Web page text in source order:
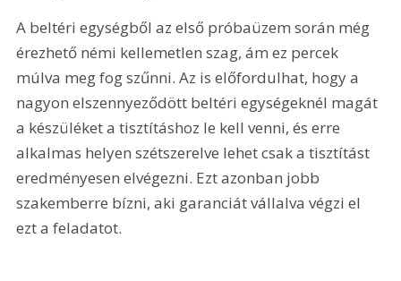
A beltéri egységből az első próbaüzem során még
érezhető némi kellemetlen szag, ám ez percek
múlva meg fog szűnni. Az is előfordulhat, hogy a
nagyon elszennyeződött beltéri egységeknél magát
a készüléket a tisztításhoz le kell venni, és erre
alkalmas helyen szétszerelve lehet csak a tisztítást
eredményesen elvégezni. Ezt azonban jobb
szakemberre bízni, aki garanciát vállalva végzi el
ezt a feladatot.